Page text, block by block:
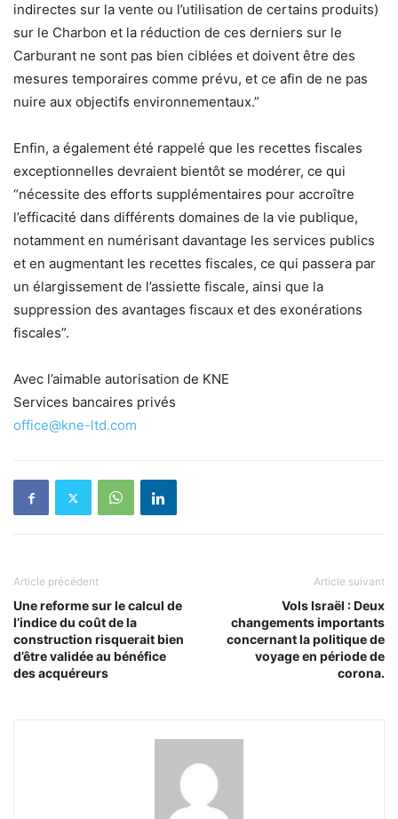
indirectes sur la vente ou l’utilisation de certains produits)
sur le Charbon et la réduction de ces derniers sur le
Carburant ne sont pas bien ciblées et doivent être des
mesures temporaires comme prévu, et ce afin de ne pas
nuire aux objectifs environnementaux.”
Enfin, a également été rappelé que les recettes fiscales
exceptionnelles devraient bientôt se modérer, ce qui
“nécessite des efforts supplémentaires pour accroître
l’efficacité dans différents domaines de la vie publique,
notamment en numérisant davantage les services publics
et en augmentant les recettes fiscales, ce qui passera par
un élargissement de l’assiette fiscale, ainsi que la
suppression des avantages fiscaux et des exonérations
fiscales”.
Avec l’aimable autorisation de KNE
Services bancaires privés
office@kne-ltd.com
Article précédent
Une reforme sur le calcul de
l’indice du coût de la
construction risquerait bien
d’être validée au bénéfice
des acquéreurs
Article suivant
Vols Israël : Deux
changements importants
concernant la politique de
voyage en période de
corona.